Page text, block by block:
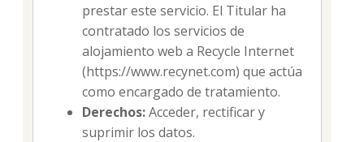
prestar este servicio. El Titular ha
contratado los servicios de
alojamiento web a Recycle Internet
(https://www.recynet.com) que actúa
como encargado de tratamiento.
Derechos:Acceder, rectificar y
suprimir los datos.